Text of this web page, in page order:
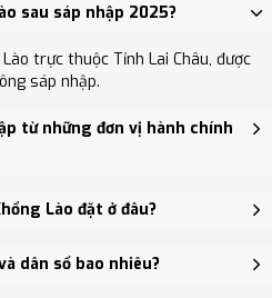
sau sáp nhập 2025?
trực thuộc Tỉnh Lai Châu, được
sáp nhập.
từ những đơn vị hành chính
cơ sở sáp nhập Xã Hoang Thèn,
Lào đặt ở đâu?
Lào đặt tại Bản Khổng Lào, xã
tiện giao thông.
dân số bao nhiêu?